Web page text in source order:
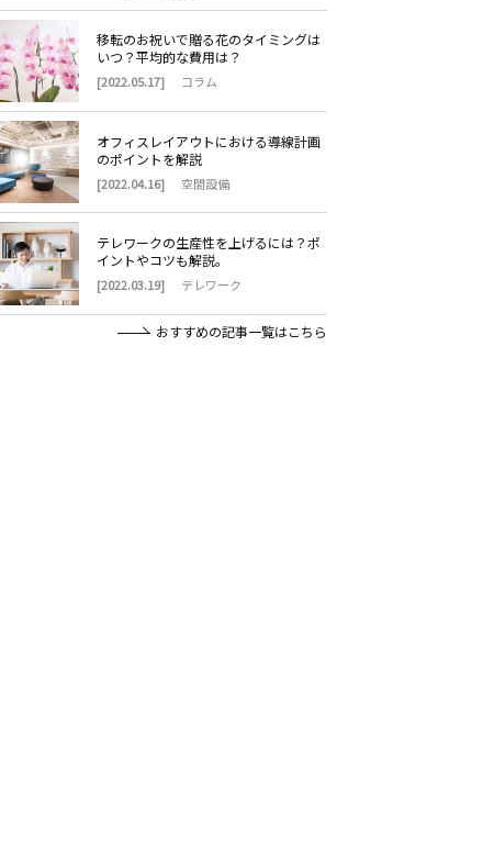
移転のお祝いで贈る花のタイミングは
いつ？平均的な費用は？
[2022.05.17] コラム
オフィスレイアウトにおける導線計画
のポイントを解説
[2022.04.16] 空間設備
テレワークの生産性を上げるには？ポ
イントやコツも解説。
[2022.03.19] テレワーク
おすすめの記事一覧はこちら